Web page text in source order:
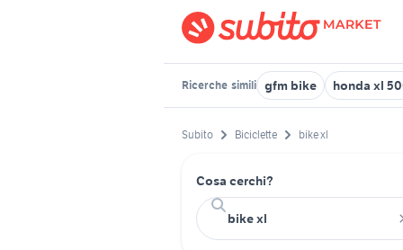
Ricerche simili gfm bike honda xl
Subito Biciclette bike xl
Cosa cerchi?